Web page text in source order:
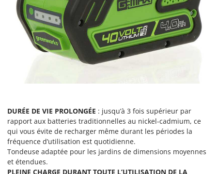
Simatech
Sirman
Skil
Smartwood
Spice Electronics
Spiralmac
Spring Protezione
Spyro
Stanley
DURÉE DE VIE PROLONGÉE : jusqu’à 3 fois supérieur par
rapport aux batteries traditionnelles au nickel-cadmium, ce
qui vous évite de recharger même durant les périodes la
fréquence d’utilisation est quotidienne.
Tondeuse adaptée pour les jardins de dimensions moyennes
et étendues.
PLEINE CHARGE DURANT TOUTE L’UTILISATION DE LA